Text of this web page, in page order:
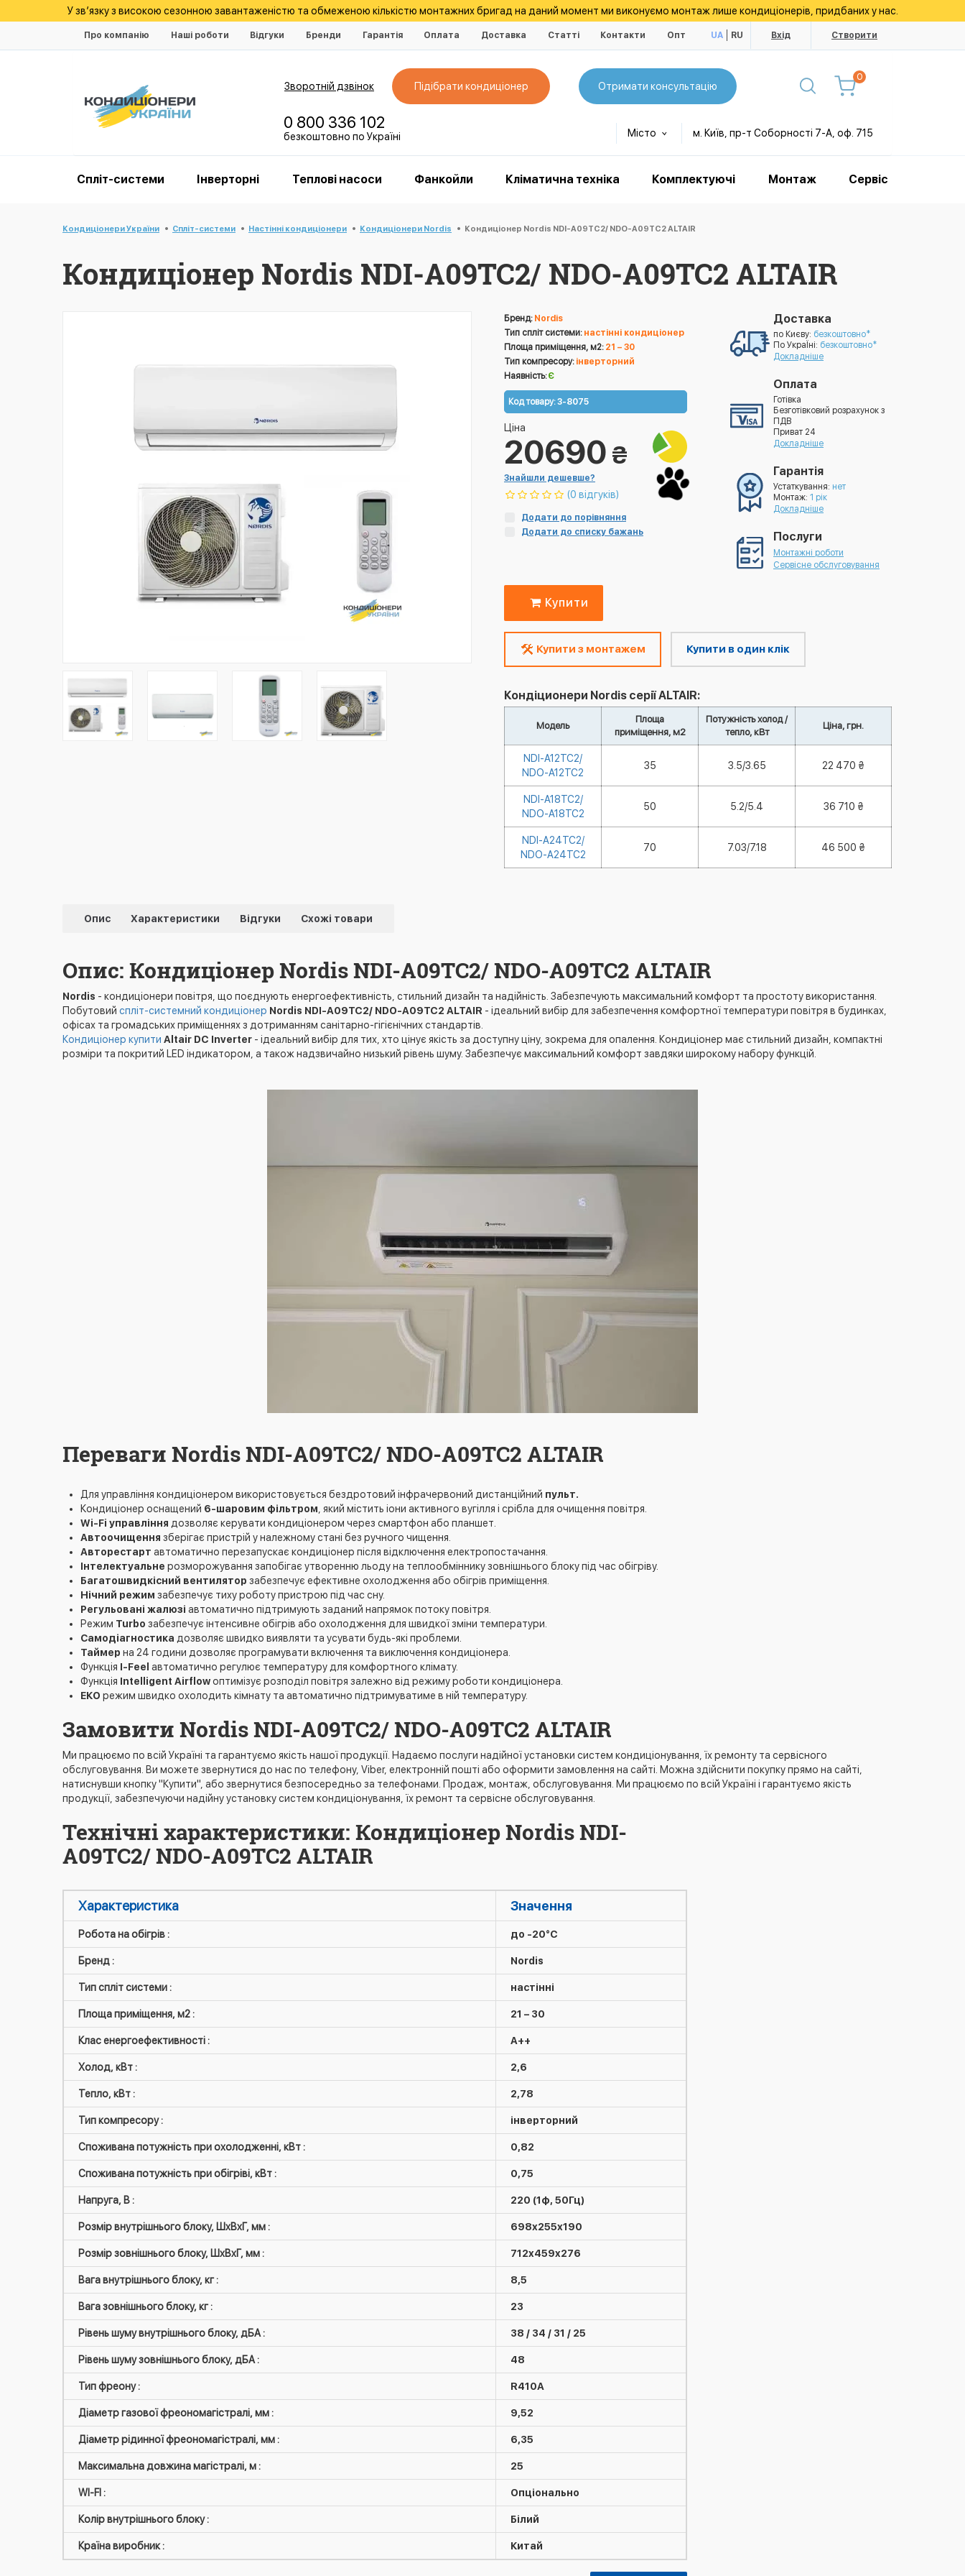
У зв’язку з високою сезонною завантаженістю та обмеженою кількістю монтажних бригад на даний момент ми виконуємо монтаж лише кондиціонерів, придбаних у нас.
Про компанію Наші роботи Відгуки Бренди Гарантія Оплата Доставка Статті Контакти Опт UA RU Вхід Створити
Зворотній дзвінок Підібрати кондиціонер Отримати консультацію
0
0 800 336 102
безкоштовно по Україні Місто м. Київ, пр-т Соборності 7-А, оф. 715
Спліт-системи Інверторні Теплові насоси Фанкойли Кліматична техніка Комплектуючі Монтаж Сервіс
Кондиціонери України Спліт-системи Настінні кондиціонери Кондиціонери Nordis Кондиціонер Nordis NDI-A09TC2/ NDO-A09TC2 ALTAIR
Кондиціонер Nordis NDI-A09TC2/ NDO-A09TC2 ALTAIR
Бренд: Nordis
Тип спліт системи: настінні кондиціонер
Площа приміщення, м2: 21 – 30
Тип компресору: інверторний
Наявність:Є
Код товару:3-8075
Ціна
20690 ₴
Знайшли дешевше?
(0 відгуків)
Додати до порівняння
Додати до списку бажань
Доставка
по Києву: безкоштовно*
По УкраЇні: безкоштовно*
Докладніше
Оплата
Готівка
Безготівковий розрахунок з
ПДВ
Приват 24
Докладніше
Гарантія
Устаткування: нет
Монтаж: 1 рік
Докладніше
Послуги
Монтажні роботи
Сервісне обслуговування
Купити
Купити з монтажем Купити в один клік
Кондіционери Nordis серії ALTAIR:
Модель
Площа
приміщення, м2
Потужність холод /
тепло, кВт
Ціна, грн.
NDI-A12TC2/
NDO-A12TC2
35 3.5/3.65 22 470 ₴
NDI-A18TC2/
NDO-A18TC2
50 5.2/5.4 36 710 ₴
NDI-A24TC2/
NDO-A24TC2
70 7.03/7.18 46 500 ₴
Опис Характеристики Відгуки Схожі товари
Опис: Кондиціонер Nordis NDI-A09TC2/ NDO-A09TC2 ALTAIR
Nordis - кондиціонери повітря, що поєднують енергоефективність, стильний дизайн та надійність. Забезпечують максимальний комфорт та простоту використання.
Побутовий спліт-системний кондиціонер Nordis NDI-A09TC2/ NDO-A09TC2 ALTAIR - ідеальний вибір для забезпечення комфортної температури повітря в будинках,
офісах та громадських приміщеннях з дотриманням санітарно-гігієнічних стандартів.
Кондиціонер купити Altair DC Inverter - ідеальний вибір для тих, хто цінує якість за доступну ціну, зокрема для опалення. Кондиціонер має стильний дизайн, компактні
розміри та покритий LED індикатором, а також надзвичайно низький рівень шуму. Забезпечує максимальний комфорт завдяки широкому набору функцій.
Переваги Nordis NDI-A09TC2/ NDO-A09TC2 ALTAIR
Для управління кондиціонером використовується бездротовий інфрачервоний дистанційний пульт.
Кондиціонер оснащений 6-шаровим фільтром, який містить іони активного вугілля і срібла для очищення повітря.
Wi-Fi управління дозволяє керувати кондиціонером через смартфон або планшет.
Автоочищення зберігає пристрій у належному стані без ручного чищення.
Авторестарт автоматично перезапускає кондиціонер після відключення електропостачання.
Інтелектуальне розморожування запобігає утворенню льоду на теплообміннику зовнішнього блоку під час обігріву.
Багатошвидкісний вентилятор забезпечує ефективне охолодження або обігрів приміщення.
Нічний режим забезпечує тиху роботу пристрою під час сну.
Регульовані жалюзі автоматично підтримують заданий напрямок потоку повітря.
Режим Turbo забезпечує інтенсивне обігрів або охолодження для швидкої зміни температури.
Самодіагностика дозволяє швидко виявляти та усувати будь-які проблеми.
Таймер на 24 години дозволяє програмувати включення та виключення кондиціонера.
Функція I-Feel автоматично регулює температуру для комфортного клімату.
Функція Intelligent Airflowоптимізує розподіл повітря залежно від режиму роботи кондиціонера.
ЕКО режим швидко охолодить кімнату та автоматично підтримуватиме в ній температуру.
Замовити Nordis NDI-A09TC2/ NDO-A09TC2 ALTAIR
Ми працюємо по всій Україні та гарантуємо якість нашої продукції. Надаємо послуги надійної установки систем кондиціонування, їх ремонту та сервісного
обслуговування. Ви можете звернутися до нас по телефону, Viber, електронній пошті або оформити замовлення на сайті. Можна здійснити покупку прямо на сайті,
натиснувши кнопку "Купити", або звернутися безпосередньо за телефонами. Продаж, монтаж, обслуговування. Ми працюємо по всій Україні і гарантуємо якість
продукції, забезпечуючи надійну установку систем кондиціонування, їх ремонт та сервісне обслуговування.
Технічні характеристики: Кондиціонер Nordis NDI-
A09TC2/ NDO-A09TC2 ALTAIR
Характеристика Значення
Робота на обігрів : до -20°C
Бренд : Nordis
Тип спліт системи : настінні
Площа приміщення, м2 : 21 – 30
Клас енергоефективності : A++
Холод, кВт : 2,6
Тепло, кВт : 2,78
Тип компресору : інверторний
Споживана потужність при охолодженні, кВт : 0,82
Споживана потужність при обігріві, кВт : 0,75
Напруга, В : 220 (1ф, 50Гц)
Розмір внутрішнього блоку, ШxВxГ, мм : 698х255х190
Розмір зовнішнього блоку, ШxВxГ, мм : 712x459x276
Вага внутрішнього блоку, кг : 8,5
Вага зовнішнього блоку, кг : 23
Рівень шуму внутрішнього блоку, дБА : 38 / 34 / 31 / 25
Рівень шуму зовнішнього блоку, дБА : 48
Тип фреону : R410А
Діаметр газової фреономагістралі, мм : 9,52
Діаметр рідинної фреономагістралі, мм : 6,35
Максимальна довжина магістралі, м : 25
WI-FI : Опціонально
Колір внутрішнього блоку : Білий
Країна виробник : Китай